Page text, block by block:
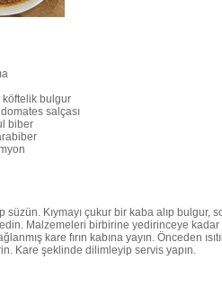
köftelik bulgur
salçası
biber
süzün. Kıymayı çukur bir kaba alıp bulgur,
Malzemeleri birbirine yedirinceye kadar
kare fırın kabına yayın. Önceden
Kare şeklinde dilimleyip servis yapın.